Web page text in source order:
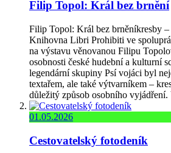
Filip Topol: Král bez brnění
Filip Topol: Král bez brněníkresby
Knihovna Libri Prohibiti ve
na výstavu věnovanou Filipu
osobnosti české hudební a kulturní
legendární skupiny Psí vojáci byl
textařem, ale také výtvarníkem –
důležitý způsob osobního
01.05.2026
Cestovatelský fotodeník